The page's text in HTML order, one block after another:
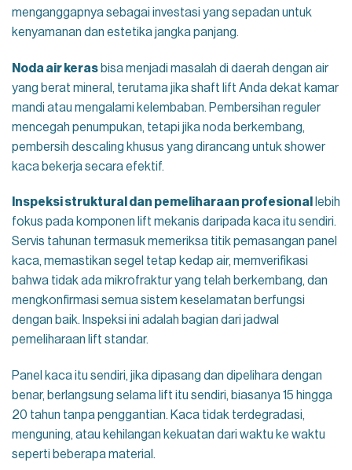
menganggapnya sebagai investasi yang sepadan untuk
kenyamanan dan estetika jangka panjang.
Noda air keras bisa menjadi masalah di daerah dengan air
yang berat mineral, terutama jika shaft lift Anda dekat kamar
mandi atau mengalami kelembaban. Pembersihan reguler
mencegah penumpukan, tetapi jika noda berkembang,
pembersih descaling khusus yang dirancang untuk shower
kaca bekerja secara efektif.
Inspeksi struktural dan pemeliharaan profesional
lebih
fokus pada komponen lift mekanis daripada kaca itu sendiri.
Servis tahunan termasuk memeriksa titik pemasangan panel
kaca, memastikan segel tetap kedap air, memverifikasi
bahwa tidak ada mikrofraktur yang telah berkembang, dan
mengkonfirmasi semua sistem keselamatan berfungsi
dengan baik. Inspeksi ini adalah bagian dari jadwal
pemeliharaan lift standar.
Panel kaca itu sendiri, jika dipasang dan dipelihara dengan
benar, berlangsung selama lift itu sendiri, biasanya 15 hingga
20 tahun tanpa penggantian. Kaca tidak terdegradasi,
menguning, atau kehilangan kekuatan dari waktu ke waktu
seperti beberapa material.